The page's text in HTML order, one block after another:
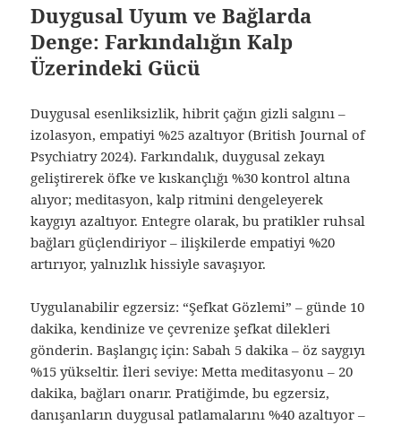
Duygusal Uyum ve Bağlarda
Denge: Farkındalığın Kalp
Üzerindeki Gücü
Duygusal esenliksizlik, hibrit çağın gizli salgını –
izolasyon, empatiyi %25 azaltıyor (British Journal of
Psychiatry 2024). Farkındalık, duygusal zekayı
geliştirerek öfke ve kıskançlığı %30 kontrol altına
alıyor; meditasyon, kalp ritmini dengeleyerek
kaygıyı azaltıyor. Entegre olarak, bu pratikler ruhsal
bağları güçlendiriyor – ilişkilerde empatiyi %20
artırıyor, yalnızlık hissiyle savaşıyor.
Uygulanabilir egzersiz: “Şefkat Gözlemi” – günde 10
dakika, kendinize ve çevrenize şefkat dilekleri
gönderin. Başlangıç için: Sabah 5 dakika – öz saygıyı
%15 yükseltir. İleri seviye: Metta meditasyonu – 20
dakika, bağları onarır. Pratiğimde, bu egzersiz,
danışanların duygusal patlamalarını %40 azaltıyor –